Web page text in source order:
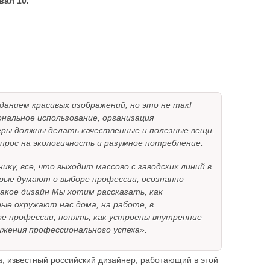
красивых изображений, но это не так!
использование, организация
должны делать качественные и полезные вещи,
на экологичность и разумное потребление.
все, что выходит массово с заводских линий в
думают о выборе профессии, осознанно
дизайн Мы хотим рассказать, как
окружают нас дома, на работе, в
профессии, понять, как устроены внутренние
профессионального успеха».
известный российский дизайнер, работающий в этой